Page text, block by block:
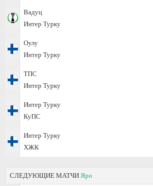
Вадуц
Интер Турку
Оулу
Интер Турку
ТПС
Интер Турку
Интер Турку
КуПС
Интер Турку
ХЖК
СЛЕДУЮЩИЕ МАТЧИ Яро